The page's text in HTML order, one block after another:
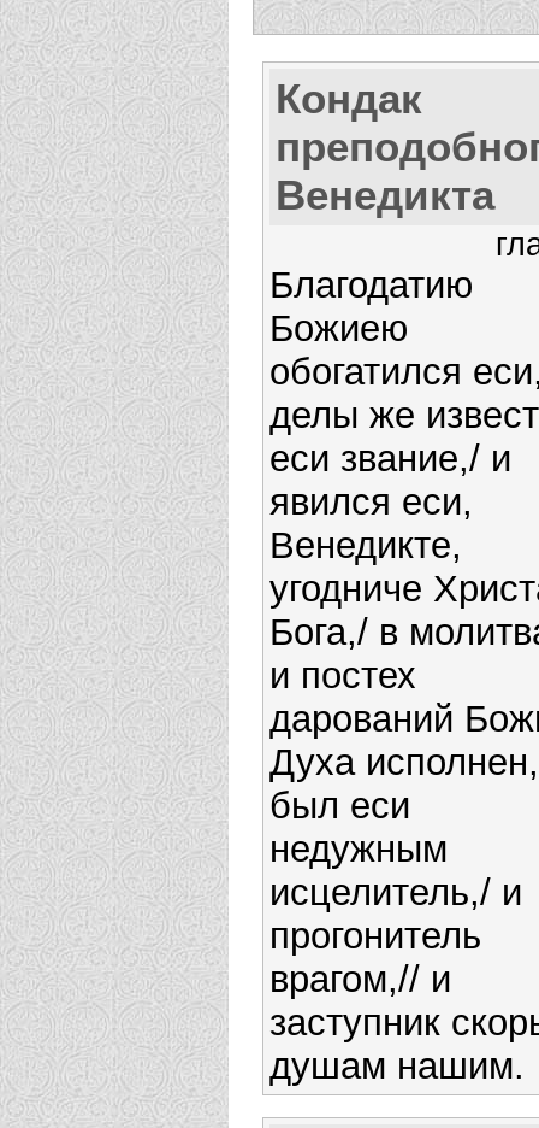
Кондак
Венедикта
Благодатию
Божиею
обогатился
делы же
еси звание,/ и
явился еси,
Венедикте,
угодниче
Бога,/ в
и постех
дарований
Духа
был еси
недужным
исцелитель,/ и
прогонитель
врагом,// и
заступник
душам нашим.